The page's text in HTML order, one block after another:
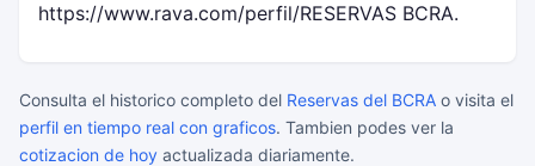
https://www.rava.com/perfil/RESERVAS BCRA.
Consulta el historico completo del Reservas del BCRA o visita el
perfil en tiempo real con graficos. Tambien podes ver la
cotizacion de hoy actualizada diariamente.